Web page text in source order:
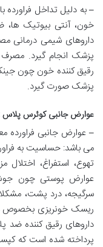
–به دلیل تداخل
خون، آنتی بیوتیک ها،
داروهای شیمی درمانی
پزشک انجام گیرد. مصرف
رقیق کننده خون چون
پزشک صورت گیرد.
عوارض جانبی کوئرس پلاس
– عوارض جانبی فراورده
می باشد: حساسیت به
تهوع، استفراغ، اختلال
عوارض پوستی چون
سرگیجه، درد پشت،
ریسک خونریزی بخصوص در
داروهای رقیق کننده ضد